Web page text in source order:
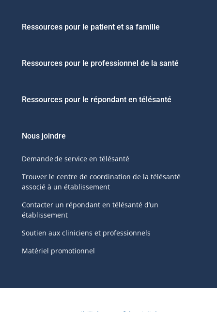
Ressources pour le patient et sa famille
Ressources pour le professionnel de la santé
Ressources pour le répondant en télésanté
Nous joindre
Demande de service en télésanté
Trouver le centre de coordination de la télésanté
associé à un établissement
Contacter un répondant en télésanté d’un
établissement
Soutien aux cliniciens et professionnels
Matériel promotionnel